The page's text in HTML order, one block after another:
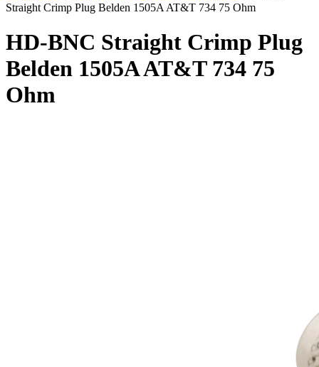
Straight Crimp Plug Belden 1505A AT&T 734 75 Ohm
HD-BNC Straight Crimp Plug
Belden 1505A AT&T 734 75
Ohm